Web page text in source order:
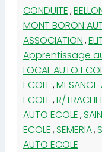
CONDUITE,
MONT BORON
ASSOCIATION,
Apprentissage
LOCAL AUTO
ECOLE,
ECOLE,R/
AUTO ECOLE,
ECOLE,SEMERIA,
AUTO ECOLE